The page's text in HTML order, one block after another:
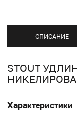
ОПИСАНИЕ
STOUT
Характеристики